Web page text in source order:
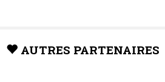
AUTRES PARTENAIRES